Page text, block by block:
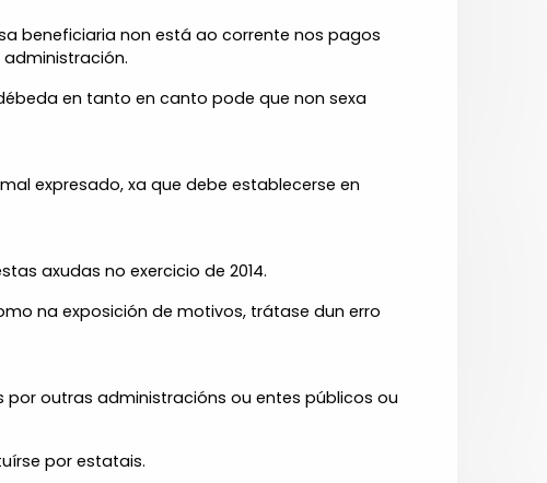
beneficiaria non está ao corrente nos pagos
en tanto en canto pode que non sexa
expresado, xa que debe establecerse en
axudas no exercicio de 2014.
na exposición de motivos, trátase dun erro
por outras administracións ou entes públicos ou
por estatais.